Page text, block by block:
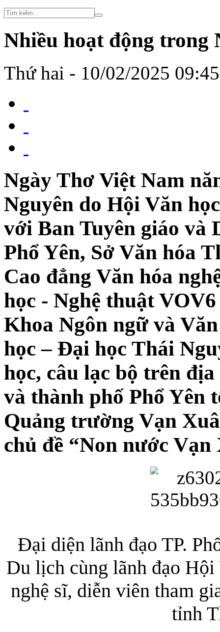
Nhiều hoạt động trong
Thứ hai - 10/02/2025
Ngày Thơ Việt Nam
Nguyên do Hội Văn
với Ban Tuyên giáo và
Phổ Yên, Sở Văn hóa
Cao đẳng Văn hóa
học - Nghệ thuật
Khoa Ngôn ngữ và
học – Đại học Thái
học, câu lạc bộ trên
và thành phố Phổ Yên
Quảng trường Vạn
chủ đề “Non nước Vạn
Đại diện lãnh đạo TP.
Du lịch cùng lãnh đạo
nghệ sĩ, diễn viên tham
tỉnh